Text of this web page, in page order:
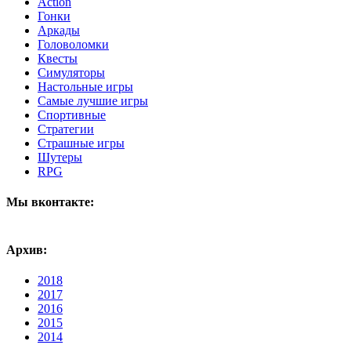
Гонки
Аркады
Головоломки
Квесты
Симуляторы
Настольные игры
Самые лучшие игры
Спортивные
Стратегии
Страшные игры
Шутеры
RPG
Мы вконтакте:
Архив:
2018
2017
2016
2015
2014